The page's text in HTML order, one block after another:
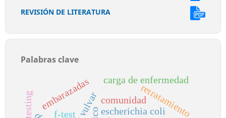
REVISIÓN DE LITERATURA
Palabras clave
comunidad
escherichia coli
retratamiento
carga de enfermedad
f-test
embarazadas